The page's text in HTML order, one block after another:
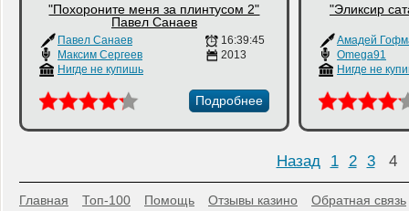
"Похороните меня за плинтусом 2"
Павел Санаев
Павел Санаев
Максим Сергеев
Нигде не купишь
16:39:45
2013
Подробнее
"Эликсир
Амадей
Omega91
Нигде не
Назад 1 2 3 4
Главная Топ-100 Помощь Отзывы казино Обратная связь